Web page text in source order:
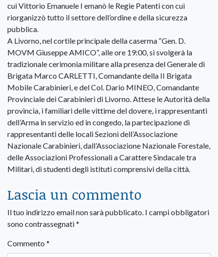
cui Vittorio Emanuele I emanò le Regie Patenti con cui
riorganizzò tutto il settore dell’ordine e della sicurezza
pubblica.
A Livorno, nel cortile principale della caserma “Gen. D.
MOVM Giuseppe AMICO”, alle ore 19:00, si svolgerà la
tradizionale cerimonia militare alla presenza del Generale di
Brigata Marco CARLETTI, Comandante della II Brigata
Mobile Carabinieri, e del Col. Dario MINEO, Comandante
Provinciale dei Carabinieri di Livorno. Attese le Autorità della
provincia, i familiari delle vittime del dovere, i rappresentanti
dell’Arma in servizio ed in congedo, la partecipazione di
rappresentanti delle locali Sezioni dell’Associazione
Nazionale Carabinieri, dall’Associazione Nazionale Forestale,
delle Associazioni Professionali a Carattere Sindacale tra
Militari, di studenti degli istituti comprensivi della città.
Lascia un commento
Il tuo indirizzo email non sarà pubblicato. I campi obbligatori
sono contrassegnati*
Commento *